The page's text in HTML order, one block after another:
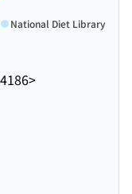
National Diet Library